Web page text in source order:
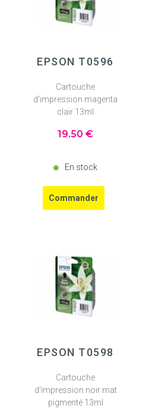
EPSON T0596
Cartouche
d'impression magenta
clair 13ml
19.50 €
En stock
EPSON T0598
Cartouche
d'impression noir mat
pigmenté 13ml